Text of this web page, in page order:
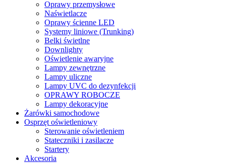
Oprawy przemysłowe
Naświetlacze
Oprawy ścienne LED
Systemy liniowe (Trunking)
Belki świetlne
Downlighty
Oświetlenie awaryjne
Lampy zewnętrzne
Lampy uliczne
Lampy UVC do dezynfekcji
OPRAWY ROBOCZE
Lampy dekoracyjne
Żarówki samochodowe
Osprzęt oświetleniowy
Sterowanie oświetleniem
Stateczniki i zasilacze
Startery
Akcesoria